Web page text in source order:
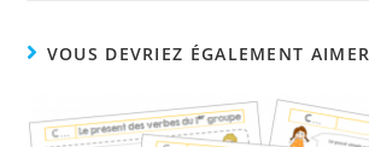
VOUS DEVRIEZ ÉGALEMENT AIMER